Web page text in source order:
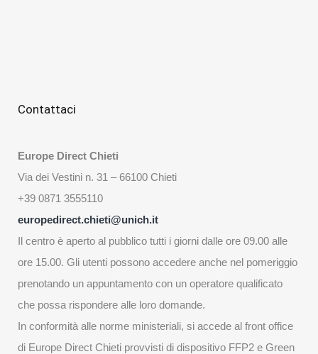
Contattaci
Europe Direct Chieti
Via dei Vestini n. 31 – 66100 Chieti
+39 0871 3555110
europedirect.chieti@unich.it
Il centro è aperto al pubblico tutti i giorni dalle ore 09.00 alle
ore 15.00. Gli utenti possono accedere anche nel pomeriggio
prenotando un appuntamento con un operatore qualificato
che possa rispondere alle loro domande.
In conformità alle norme ministeriali, si accede al front office
di Europe Direct Chieti provvisti di dispositivo FFP2 e Green